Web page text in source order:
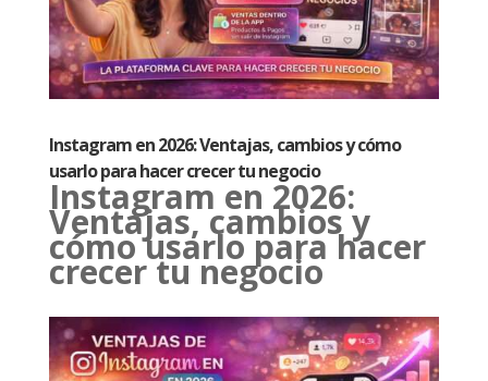
Instagram en 2026: Ventajas, cambios y cómo
usarlo para hacer crecer tu negocio
Instagram en 2026:
Ventajas, cambios y
cómo usarlo para hacer
crecer tu negocio